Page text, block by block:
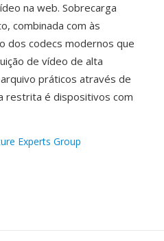
na web. Sobrecarga
combinada com às
dos codecs modernos que
de vídeo de alta
práticos através de
restrita é dispositivos com
Experts Group